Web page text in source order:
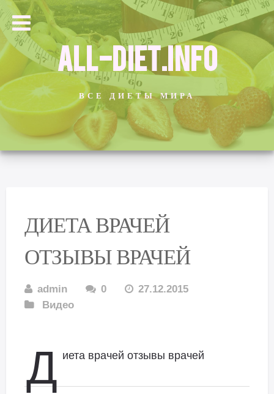
ALL-DIET.INFO
ВСЕ ДИЕТЫ МИРА
ДИЕТА ВРАЧЕЙ
ОТЗЫВЫ ВРАЧЕЙ
admin 0
27.12.2015
Видео
Д иета врачей отзывы врачей